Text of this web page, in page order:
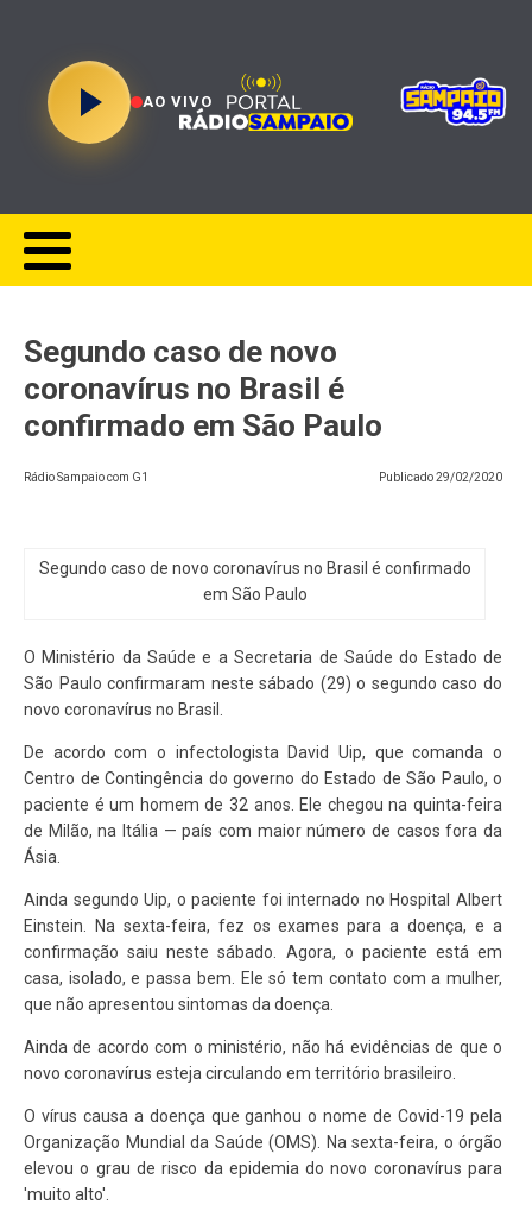
AO VIVO
Segundo caso de novo
coronavírus no Brasil é
confirmado em São Paulo
Rádio Sampaio com G1 Publicado29/02/2020
Segundo caso de novo coronavírus no Brasil é confirmado
em São Paulo
O Ministério da Saúde e a Secretaria de Saúde do Estado de
São Paulo confirmaram neste sábado (29) o segundo caso do
novo coronavírus no Brasil.
De acordo com o infectologista David Uip, que comanda o
Centro de Contingência do governo do Estado de São Paulo, o
paciente é um homem de 32 anos. Ele chegou na quinta-feira
de Milão, na Itália — país com maior número de casos fora da
Ásia.
Ainda segundo Uip, o paciente foi internado no Hospital Albert
Einstein. Na sexta-feira, fez os exames para a doença, e a
confirmação saiu neste sábado. Agora, o paciente está em
casa, isolado, e passa bem. Ele só tem contato com a mulher,
que não apresentou sintomas da doença.
Ainda de acordo com o ministério, não há evidências de que o
novo coronavírus esteja circulando em território brasileiro.
O vírus causa a doença que ganhou o nome de Covid-19 pela
Organização Mundial da Saúde (OMS). Na sexta-feira, o órgão
elevou o grau de risco da epidemia do novo coronavírus para
'muito alto'.